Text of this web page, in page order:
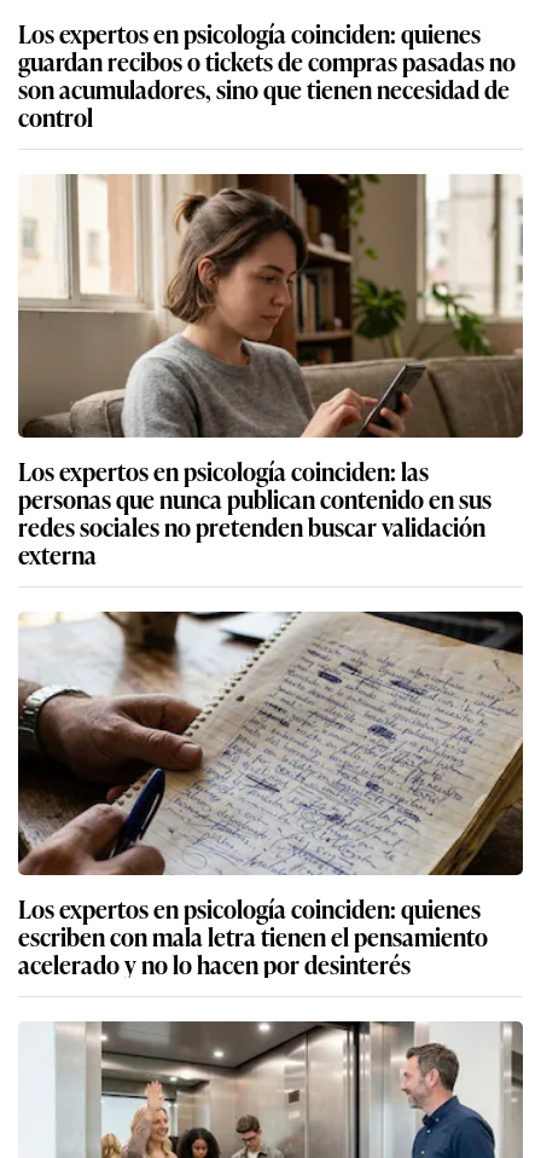
Los expertos en psicología coinciden: quienes
guardan recibos o tickets de compras pasadas no
son acumuladores, sino que tienen necesidad de
control
Los expertos en psicología coinciden: las
personas que nunca publican contenido en sus
redes sociales no pretenden buscar validación
externa
Los expertos en psicología coinciden: quienes
escriben con mala letra tienen el pensamiento
acelerado y no lo hacen por desinterés